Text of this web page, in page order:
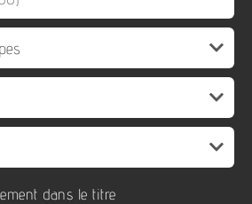
dans le titre